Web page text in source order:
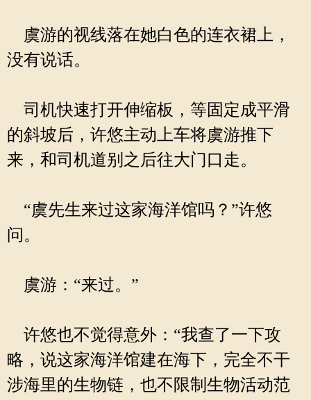
虞游的视线落在她白色的连衣裙上，
没有说话。
司机快速打开伸缩板，等固定成平滑
的斜坡后，许悠主动上车将虞游推下
来，和司机道别之后往大门口走。
“虞先生来过这家海洋馆吗？”许悠
问。
虞游：“来过。”
许悠也不觉得意外：“我查了一下攻
略，说这家海洋馆建在海下，完全不干
涉海里的生物链，也不限制生物活动范